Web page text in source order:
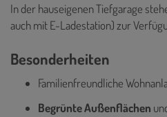
In der hauseigenen Tiefgarage
auch mit E-Ladestation) zur
Besonderheiten
Familienfreundliche
Begrünte Außenflächen